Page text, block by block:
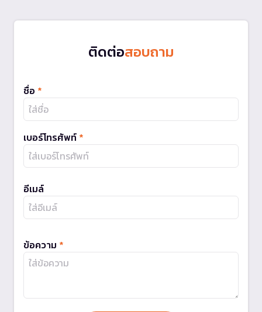
ติดต่อสอบถาม
ชื่อ *
เบอร์โทรศัพท์ *
อีเมล์
ข้อความ *